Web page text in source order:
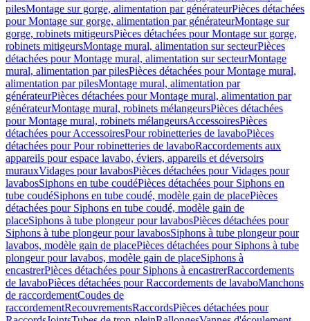
pilesMontage sur gorge, alimentation par générateurPièces détachées
pour Montage sur gorge, alimentation par générateurMontage sur
gorge, robinets mitigeursPièces détachées pour Montage sur gorge,
robinets mitigeursMontage mural, alimentation sur secteurPièces
détachées pour Montage mural, alimentation sur secteurMontage
mural, alimentation par pilesPièces détachées pour Montage mural,
alimentation par pilesMontage mural, alimentation par
générateurPièces détachées pour Montage mural, alimentation par
générateurMontage mural, robinets mélangeursPièces détachées
pour Montage mural, robinets mélangeursAccessoiresPièces
détachées pour AccessoiresPour robinetteries de lavaboPièces
détachées pour Pour robinetteries de lavaboRaccordements aux
appareils pour espace lavabo, éviers, appareils et déversoirs
murauxVidages pour lavabosPièces détachées pour Vidages pour
lavabosSiphons en tube coudéPièces détachées pour Siphons en
tube coudéSiphons en tube coudé, modèle gain de placePièces
détachées pour Siphons en tube coudé, modèle gain de
placeSiphons à tube plongeur pour lavabosPièces détachées pour
Siphons à tube plongeur pour lavabosSiphons à tube plongeur pour
lavabos, modèle gain de placePièces détachées pour Siphons à tube
plongeur pour lavabos, modèle gain de placeSiphons à
encastrerPièces détachées pour Siphons à encastrerRaccordements
de lavaboPièces détachées pour Raccordements de lavaboManchons
de raccordementCoudes de
raccordementRecouvrementsRaccordsPièces détachées pour